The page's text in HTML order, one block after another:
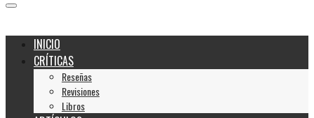
INICIO
CRÍTICAS
Reseñas
Revisiones
Libros